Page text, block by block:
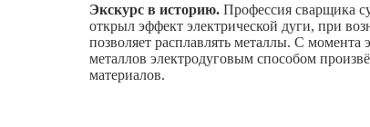
Экскурс в историю. Профессия сварщика
открыл эффект электрической дуги, при
позволяет расплавлять металлы. С
металлов электродуговым способом
материалов.